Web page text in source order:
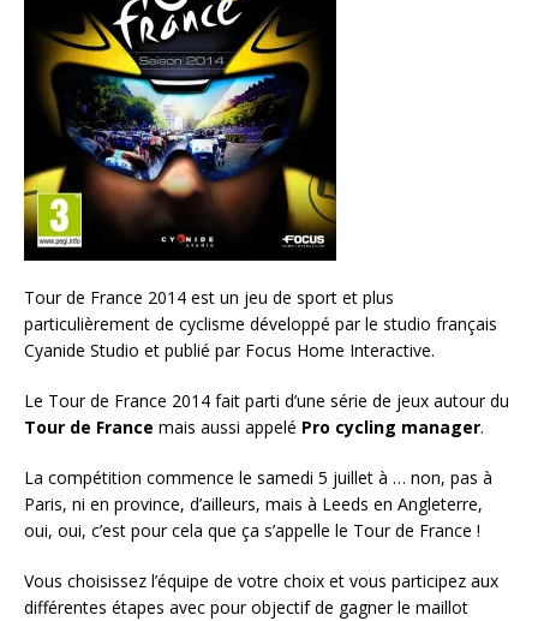
Tour de France 2014 est un jeu de sport et plus
particulièrement de cyclisme développé par le studio français
Cyanide Studio et publié par Focus Home Interactive.
Le Tour de France 2014 fait parti d’une série de jeux autour du
Tour de France mais aussi appelé Pro cycling manager.
La compétition commence le samedi 5 juillet à … non, pas à
Paris, ni en province, d’ailleurs, mais à Leeds en Angleterre,
oui, oui, c’est pour cela que ça s’appelle le Tour de France !
Vous choisissez l’équipe de votre choix et vous participez aux
différentes étapes avec pour objectif de gagner le maillot